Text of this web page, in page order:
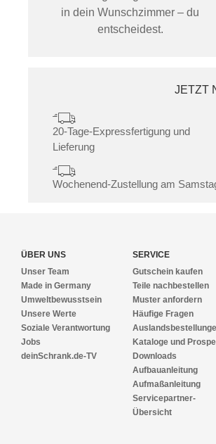
in dein Wunschzimmer – du
entscheidest.
JETZT
20-Tage-Expressfertigung und
Lieferung
Wochenend-Zustellung am
ÜBER UNS
Unser Team
Made in Germany
Umweltbewusstsein
Unsere Werte
Soziale Verantwortung
Jobs
deinSchrank.de-TV
SERVICE
Gutschein kaufen
Teile nachbestellen
Muster anfordern
Häufige Fragen
Kataloge und
Downloads
Aufbauanleitung
Aufmaßanleitung
Servicepartner-
Übersicht